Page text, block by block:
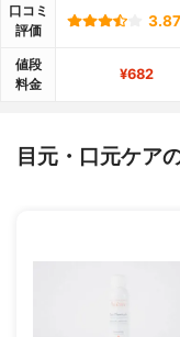
口コミ
評価
3.87
値段
料金
¥682
目元・口元ケア